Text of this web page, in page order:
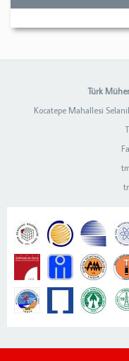
Türk
Kocatepe Mahallesi